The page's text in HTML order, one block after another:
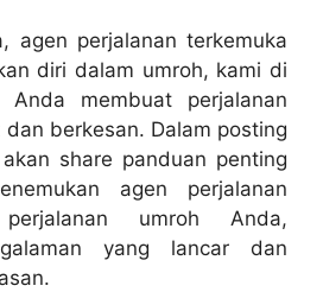
agen perjalanan terkemuka
diri dalam umroh, kami di
Anda membuat perjalanan
berkesan. Dalam posting
share panduan penting
agen perjalanan
umroh Anda,
yang lancar dan